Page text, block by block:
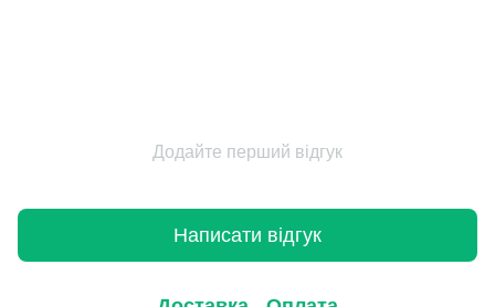
Додайте перший відгук
Написати відгук